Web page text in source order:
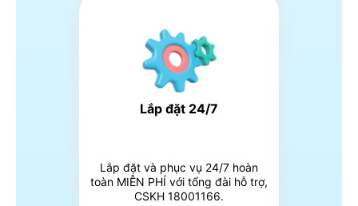
Lắp đặt 24/7
Lắp đặt và phục vụ 24/7 hoàn
toàn MIỄN PHÍ với tổng đài hỗ trợ,
CSKH 18001166.